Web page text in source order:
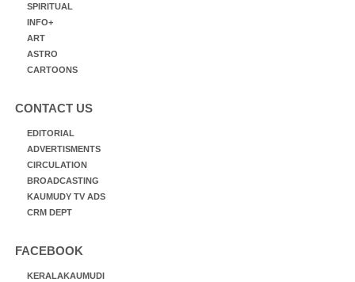
SPIRITUAL
INFO+
ART
ASTRO
CARTOONS
CONTACT US
EDITORIAL
ADVERTISMENTS
CIRCULATION
BROADCASTING
KAUMUDY TV ADS
CRM DEPT
FACEBOOK
KERALAKAUMUDI